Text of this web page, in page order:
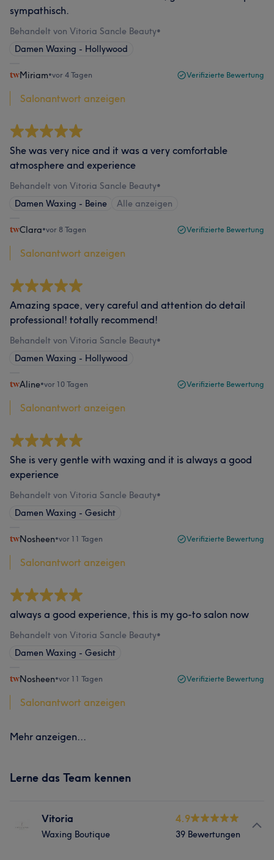
sympathisch.
Behandelt von Vitoria Sancle Beauty•
Damen Waxing - Hollywood
Miriam•vor 4 Tagen Verifizierte Bewertung
Salonantwort anzeigen
She was very nice and it was a very comfortable
atmosphere and experience
Behandelt von Vitoria Sancle Beauty•
Damen Waxing - Beine
Alle anzeigen
Clara•vor 8 Tagen Verifizierte Bewertung
Salonantwort anzeigen
Amazing space, very careful and attention do detail
professional! totally recommend!
Behandelt von Vitoria Sancle Beauty•
Damen Waxing - Hollywood
Aline•vor 10 Tagen Verifizierte Bewertung
Salonantwort anzeigen
She is very gentle with waxing and it is always a good
experience
Behandelt von Vitoria Sancle Beauty•
Damen Waxing - Gesicht
Nosheen•vor 11 Tagen Verifizierte Bewertung
Salonantwort anzeigen
always a good experience, this is my go-to salon now
Behandelt von Vitoria Sancle Beauty•
Damen Waxing - Gesicht
Nosheen•vor 11 Tagen Verifizierte Bewertung
Salonantwort anzeigen
Mehr anzeigen...
Lerne das Team kennen
Vitoria
Waxing Boutique
4.9
39 Bewertungen